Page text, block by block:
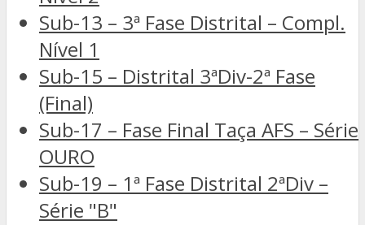
Sub-13 – 3ª Fase Distrital – Compl.
Nível 1
Sub-15 – Distrital 3ªDiv-2ª Fase
(Final)
Sub-17 – Fase Final Taça AFS – Série
OURO
Sub-19 – 1ª Fase Distrital 2ªDiv –
Série "B"